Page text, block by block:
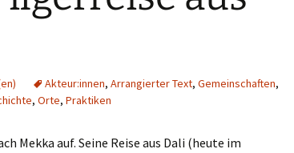
Akteur:innen, Arrangierter Text, Gemeinschaften,
, Orte, Praktiken
Mekka auf. Seine Reise aus Dali (heute im